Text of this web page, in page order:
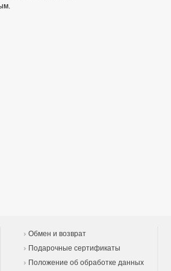
Обмен и возврат
Подарочные сертификаты
Положение об обработке данных